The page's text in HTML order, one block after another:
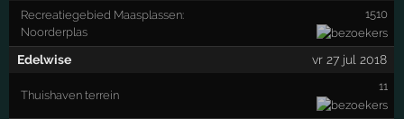
Recreatiegebied Maasplassen:
Noorderplas
1510
Edelwise vr 27 jul 2018
Thuishaven terrein
11